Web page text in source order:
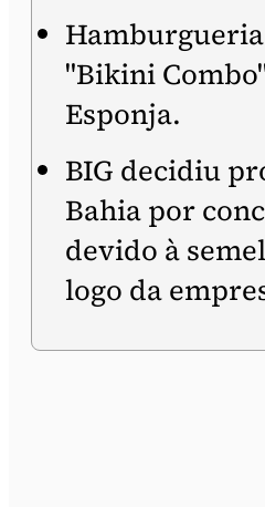
"Bikini
Esponja.
BIG decidiu
Bahia por
devido à
logo da